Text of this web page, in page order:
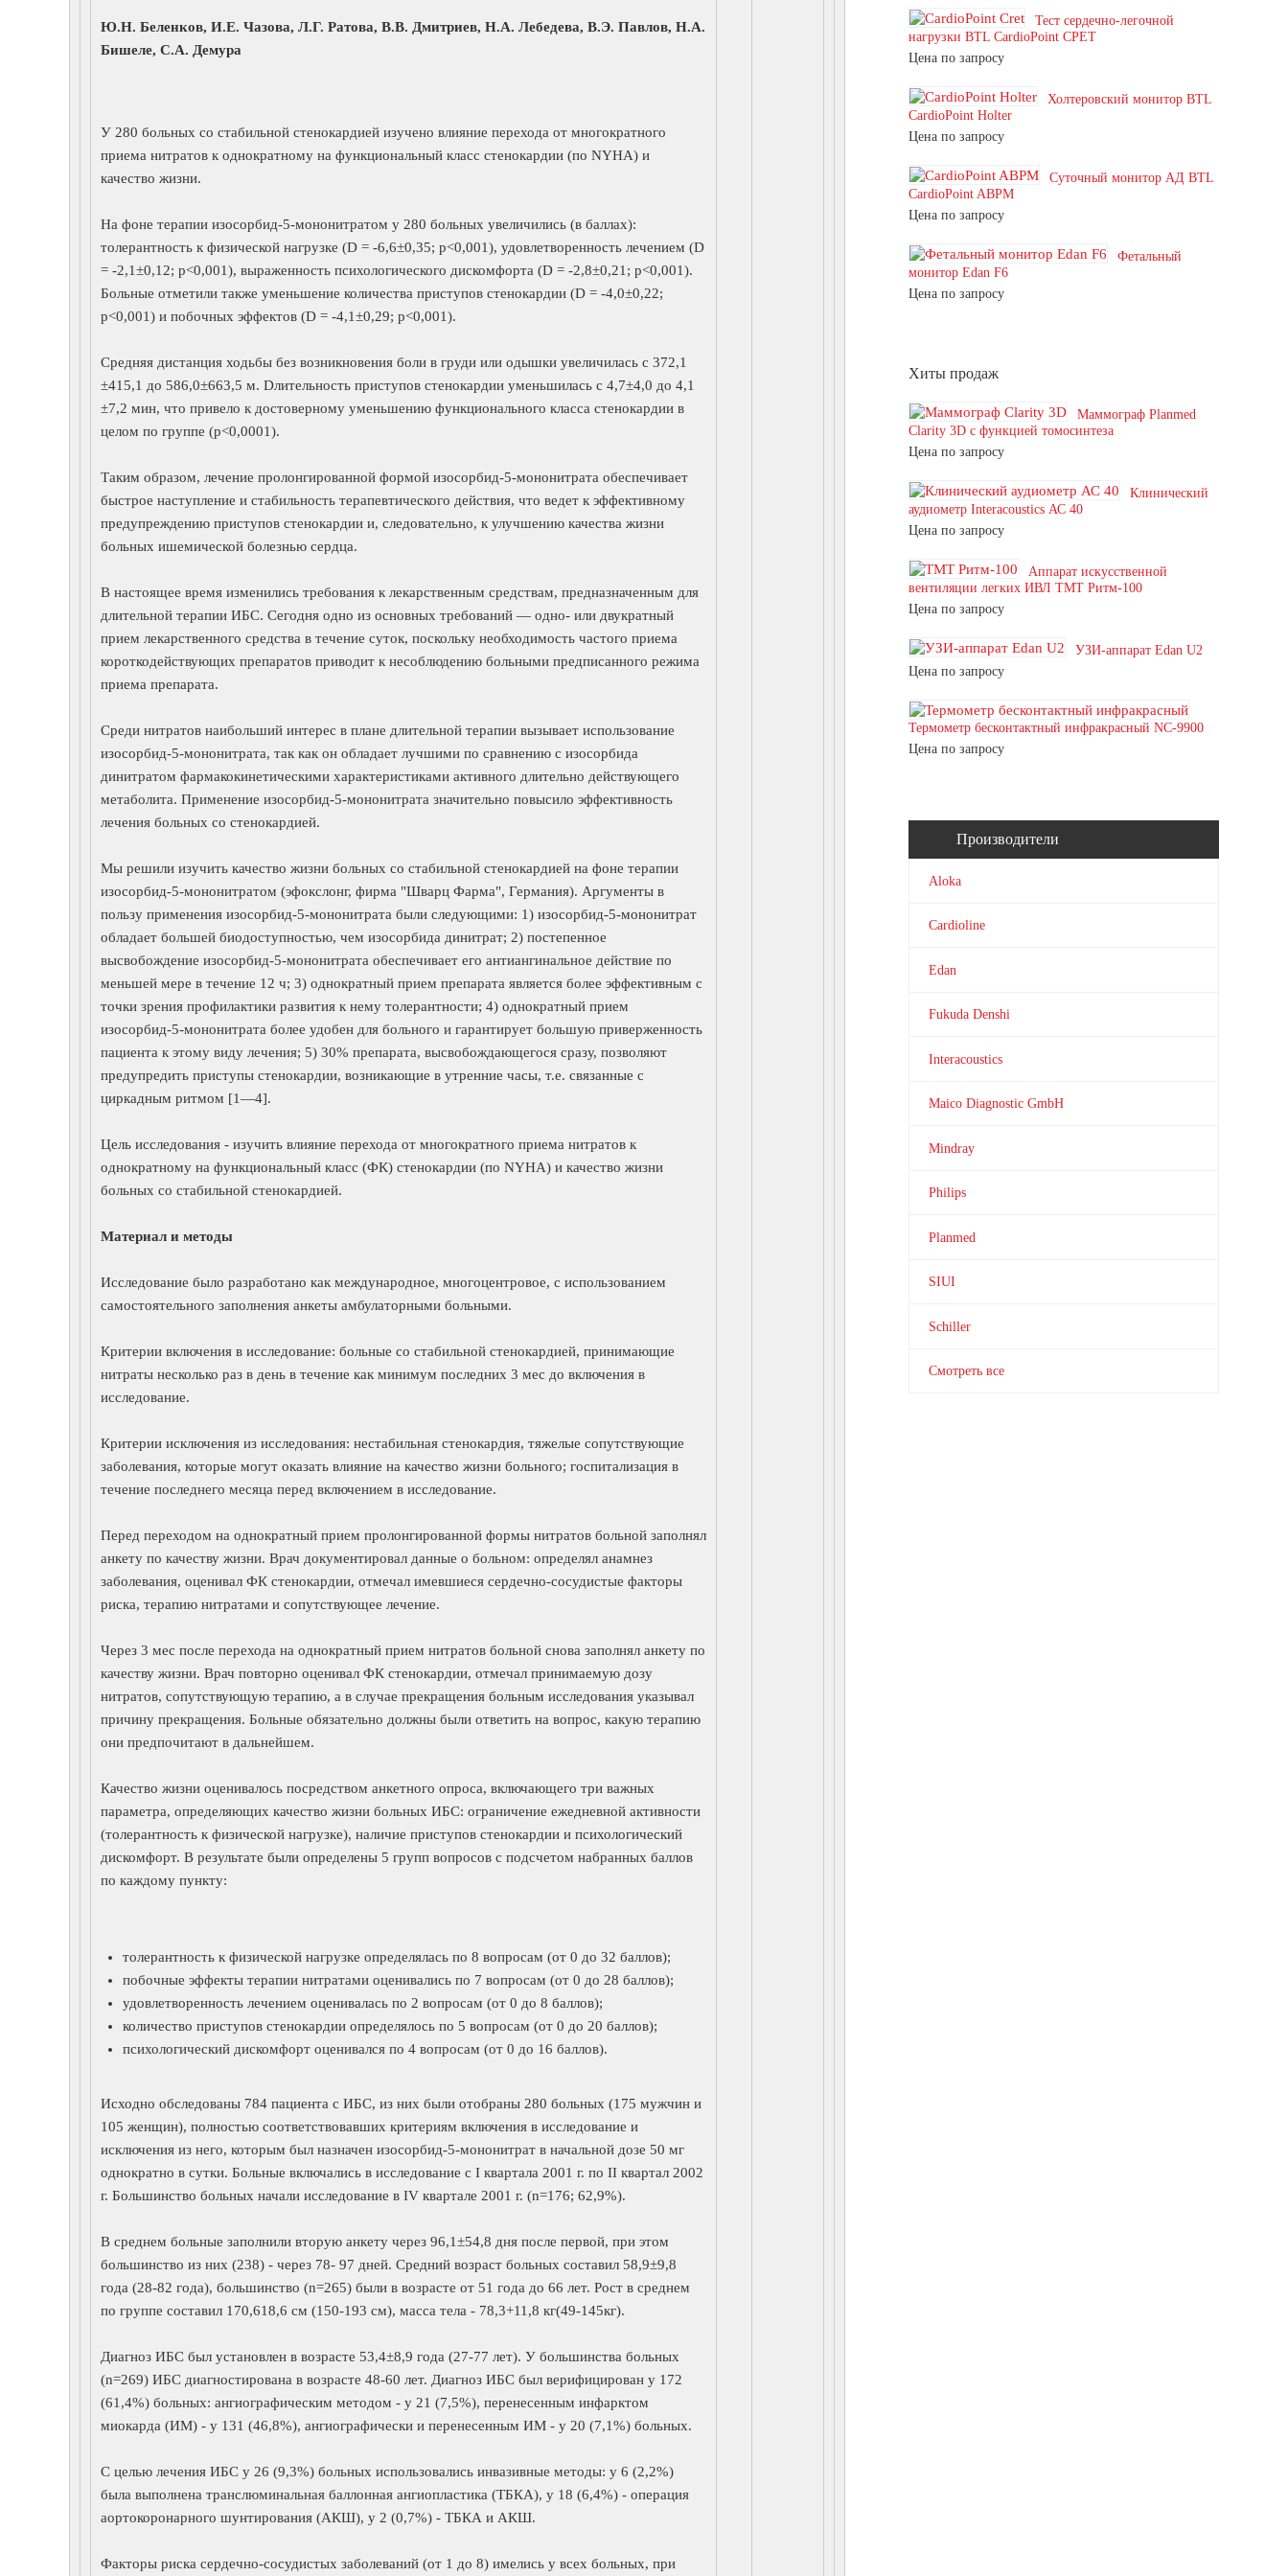
Ю.Н. Беленков, И.Е. Чазова, Л.Г. Ратова, В.В. Дмитриев, Н.А. Лебедева, В.Э. Павлов, Н.А.
Бишеле, С.А. Демура
У 280 больных со стабильной стенокардией изучено влияние перехода от многократного
приема нитратов к однократному на функциональный класс стенокардии (по NYHA) и
качество жизни.
На фоне терапии изосорбид-5-мононитратом у 280 больных увеличились (в баллах):
толерантность к физической нагрузке (D = -6,6±0,35; р<0,001), удовлетворенность лечением (D
= -2,1±0,12; р<0,001), выраженность психологического дискомфорта (D = -2,8±0,21; р<0,001).
Больные отметили также уменьшение количества приступов стенокардии (D = -4,0±0,22;
р<0,001) и побочных эффектов (D = -4,1±0,29; р<0,001).
Средняя дистанция ходьбы без возникновения боли в груди или одышки увеличилась с 372,1
±415,1 до 586,0±663,5 м. Dлительность приступов стенокардии уменьшилась с 4,7±4,0 до 4,1
±7,2 мин, что привело к достоверному уменьшению функционального класса стенокардии в
целом по группе (р<0,0001).
Таким образом, лечение пролонгированной формой изосорбид-5-мононитрата обеспечивает
быстрое наступление и стабильность терапевтического действия, что ведет к эффективному
предупреждению приступов стенокардии и, следовательно, к улучшению качества жизни
больных ишемической болезнью сердца.
В настоящее время изменились требования к лекарственным средствам, предназначенным для
длительной терапии ИБС. Сегодня одно из основных требований — одно- или двукратный
прием лекарственного средства в течение суток, поскольку необходимость частого приема
короткодействующих препаратов приводит к несоблюдению больными предписанного режима
приема препарата.
Среди нитратов наибольший интерес в плане длительной терапии вызывает использование
изосорбид-5-мононитрата, так как он обладает лучшими по сравнению с изосорбида
динитратом фармакокинетическими характеристиками активного длительно действующего
метаболита. Применение изосорбид-5-мононитрата значительно повысило эффективность
лечения больных со стенокардией.
Мы решили изучить качество жизни больных со стабильной стенокардией на фоне терапии
изосорбид-5-мононитратом (эфокслонг, фирма "Шварц Фарма", Германия). Аргументы в
пользу применения изосорбид-5-мононитрата были следующими: 1) изосорбид-5-мононитрат
обладает большей биодоступностью, чем изосорбида динитрат; 2) постепенное
высвобождение изосорбид-5-мононитрата обеспечивает его антиангинальное действие по
меньшей мере в течение 12 ч; 3) однократный прием препарата является более эффективным с
точки зрения профилактики развития к нему толерантности; 4) однократный прием
изосорбид-5-мононитрата более удобен для больного и гарантирует большую приверженность
пациента к этому виду лечения; 5) 30% препарата, высвобождающегося сразу, позволяют
предупредить приступы стенокардии, возникающие в утренние часы, т.е. связанные с
циркадным ритмом [1—4].
Цель исследования - изучить влияние перехода от многократного приема нитратов к
однократному на функциональный класс (ФК) стенокардии (по NYHA) и качество жизни
больных со стабильной стенокардией.
Материал и методы
Исследование было разработано как международное, многоцентровое, с использованием
самостоятельного заполнения анкеты амбулаторными больными.
Критерии включения в исследование: больные со стабильной стенокардией, принимающие
нитраты несколько раз в день в течение как минимум последних 3 мес до включения в
исследование.
Критерии исключения из исследования: нестабильная стенокардия, тяжелые сопутствующие
заболевания, которые могут оказать влияние на качество жизни больного; госпитализация в
течение последнего месяца перед включением в исследование.
Перед переходом на однократный прием пролонгированной формы нитратов больной заполнял
анкету по качеству жизни. Врач документировал данные о больном: определял анамнез
заболевания, оценивал ФК стенокардии, отмечал имевшиеся сердечно-сосудистые факторы
риска, терапию нитратами и сопутствующее лечение.
Через 3 мес после перехода на однократный прием нитратов больной снова заполнял анкету по
качеству жизни. Врач повторно оценивал ФК стенокардии, отмечал принимаемую дозу
нитратов, сопутствующую терапию, а в случае прекращения больным исследования указывал
причину прекращения. Больные обязательно должны были ответить на вопрос, какую терапию
они предпочитают в дальнейшем.
Качество жизни оценивалось посредством анкетного опроса, включающего три важных
параметра, определяющих качество жизни больных ИБС: ограничение ежедневной активности
(толерантность к физической нагрузке), наличие приступов стенокардии и психологический
дискомфорт. В результате были определены 5 групп вопросов с подсчетом набранных баллов
по каждому пункту:
толерантность к физической нагрузке определялась по 8 вопросам (от 0 до 32 баллов);
побочные эффекты терапии нитратами оценивались по 7 вопросам (от 0 до 28 баллов);
удовлетворенность лечением оценивалась по 2 вопросам (от 0 до 8 баллов);
количество приступов стенокардии определялось по 5 вопросам (от 0 до 20 баллов);
психологический дискомфорт оценивался по 4 вопросам (от 0 до 16 баллов).
Исходно обследованы 784 пациента с ИБС, из них были отобраны 280 больных (175 мужчин и
105 женщин), полностью соответствовавших критериям включения в исследование и
исключения из него, которым был назначен изосорбид-5-мононитрат в начальной дозе 50 мг
однократно в сутки. Больные включались в исследование с I квартала 2001 г. по II квартал 2002
г. Большинство больных начали исследование в IV квартале 2001 г. (n=176; 62,9%).
В среднем больные заполнили вторую анкету через 96,1±54,8 дня после первой, при этом
большинство из них (238) - через 78- 97 дней. Средний возраст больных составил 58,9±9,8
года (28-82 года), большинство (n=265) были в возрасте от 51 года до 66 лет. Рост в среднем
по группе составил 170,618,6 см (150-193 см), масса тела - 78,3+11,8 кг(49-145кг).
Диагноз ИБС был установлен в возрасте 53,4±8,9 года (27-77 лет). У большинства больных
(n=269) ИБС диагностирована в возрасте 48-60 лет. Диагноз ИБС был верифицирован у 172
(61,4%) больных: ангиографическим методом - у 21 (7,5%), перенесенным инфарктом
миокарда (ИМ) - у 131 (46,8%), ангиографически и перенесенным ИМ - у 20 (7,1%) больных.
С целью лечения ИБС у 26 (9,3%) больных использовались инвазивные методы: у 6 (2,2%)
была выполнена транслюминальная баллонная ангиопластика (ТБКА), у 18 (6,4%) - операция
аортокоронарного шунтирования (АКШ), у 2 (0,7%) - ТБКА и АКШ.
Факторы риска сердечно-сосудистых заболеваний (от 1 до 8) имелись у всех больных, при
Тест сердечно-легочной
нагрузки BTL CardioPoint CPET
Цена по запросу
Холтеровский монитор BTL
CardioPoint Holter
Цена по запросу
Суточный монитор АД BTL
CardioPoint ABPM
Цена по запросу
Фетальный
монитор Edan F6
Цена по запросу
Хиты продаж
Маммограф Planmed
Clarity 3D с функцией томосинтеза
Цена по запросу
Клинический
аудиометр Interacoustics АС 40
Цена по запросу
Аппарат искусственной
вентиляции легких ИВЛ ТМТ Ритм-100
Цена по запросу
УЗИ-аппарат Edan U2
Цена по запросу
Термометр бесконтактный инфракрасный NC-9900
Цена по запросу
Производители
Aloka
Cardioline
Edan
Fukuda Denshi
Interacoustics
Maico Diagnostic GmbH
Mindray
Philips
Planmed
SIUI
Schiller
Смотреть все